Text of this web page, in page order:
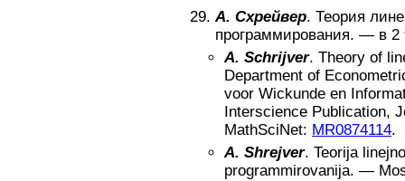
А. Схрейвер. Теория
программирования. — в 2
A. Schrijver. Theory of
Department of
voor Wickunde en
Interscience Publication,
MathSciNet: MR0874114.
A. Shrejver. Teorija
programmirovanija. —